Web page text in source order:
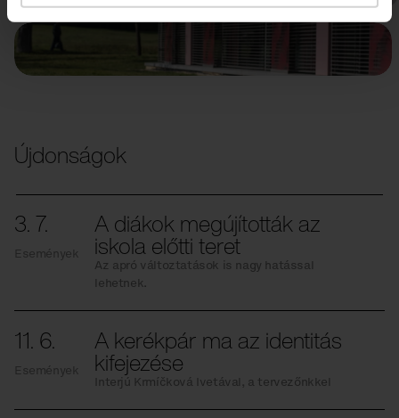
Újdonságok
3. 7.
Események
A diákok megújították az
iskola előtti teret
Az apró változtatások is nagy hatással
lehetnek.
11. 6.
Események
A kerékpár ma az identitás
kifejezése
Interjú Krmíčková Ivetával, a tervezőnkkel